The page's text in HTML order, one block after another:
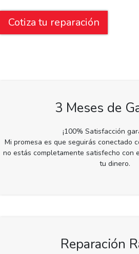
Cotiza tu reparación
3 Meses de
¡100% Satisfacción
Mi promesa es que seguirás conectado
no estás completamente satisfecho con
tu dinero.
Reparación